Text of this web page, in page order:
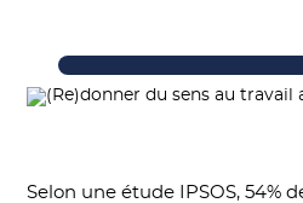
Selon une étude IPSOS, 54%